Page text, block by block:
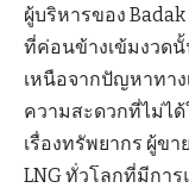
ผู้บริหารของ
ที่ค่อนข้างเข้มงวด
เหนือจากปัญหาทา
ความสะดวกที่ไม่ไ
เรื่องทรัพยากร ผู้ข
LNG ทั่วโลกที่มีกา